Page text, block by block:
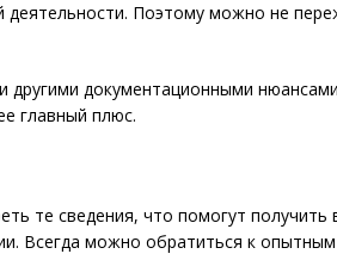
Поэтому можно не
другими документационными
главный плюс.
те сведения, что помогут получить
Всегда можно обратиться к